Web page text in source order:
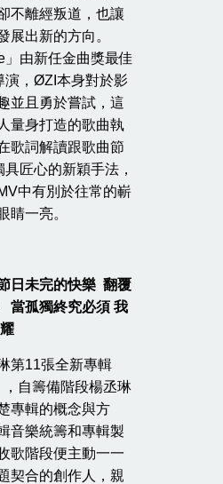
不離經叛道，也讓
展出新的方向。
」由新任金曲獎最佳
演，ØZI本身對於影
並且勇於嘗試，這
量身打造的歌曲執
歌詞解讀跟歌曲節
匠心的新穎手法，
中有別於往常的嶄
睛一亮。
日未完的快樂 翻覆
當孤獨終究必須 我
11張全新專輯
，自籌備階段楊丞琳
專輯的概念與方
音樂統籌和專輯製
歌階段便主動一一
契合的創作人，親